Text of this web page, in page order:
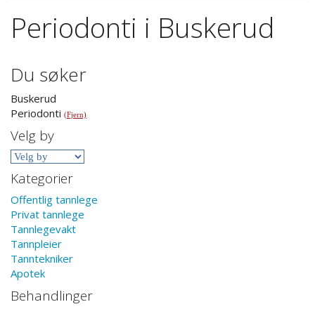
Periodonti i Buskerud
Du søker
Buskerud
Periodonti (Fjern)
Velg by
Kategorier
Offentlig tannlege
Privat tannlege
Tannlegevakt
Tannpleier
Tanntekniker
Apotek
Behandlinger